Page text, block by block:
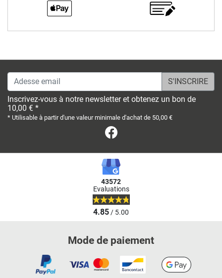
Adesse email
Inscrivez-vous à notre newsletter et obtenez un bon de
10,00 € *
* Utilisable à partir d'une valeur minimale d'achat de 50,00 €
43572
Evaluations
4.85/ 5.00
Mode de paiement